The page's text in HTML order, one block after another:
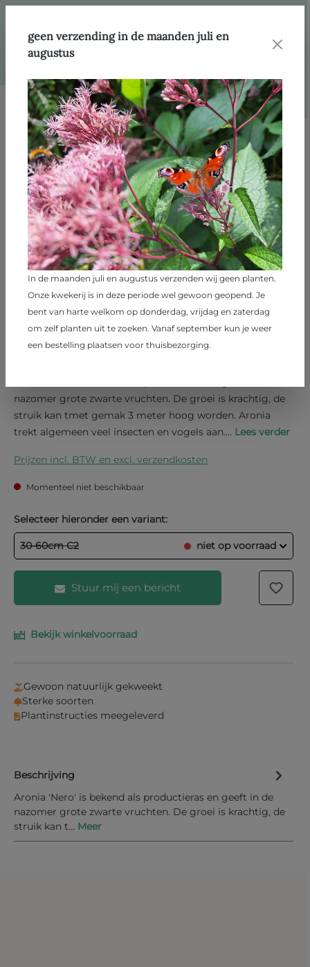
Afbeeldingengalerij overslaan
Aronia prunifolia 'Nero'
nazomer grote zwarte vruchten. De groei is krachtig, de
struik kan tmet gemak 3 meter hoog worden. Aronia
trekt algemeen veel insecten en vogels aan.... Lees verder
Prijzen incl. BTW en excl. verzendkosten
Momenteel niet beschikbaar
Selecteer hieronder een variant:
30-60cm C2 niet op voorraad
Stuur mij een bericht
Vul je e-mailadres in het onderstaande veld in en
voorraad is.
Informeer mij bij nieuwe voorraad
Bekijk winkelvoorraad
Gewoon natuurlijk gekweekt
Sterke soorten
Plantinstructies meegeleverd
Beschrijving
Aronia 'Nero' is bekend als productieras en geeft in de
nazomer grote zwarte vruchten. De groei is krachtig, de
struik kan t… Meer
geen verzending in de maanden juli en
augustus
In de maanden juli en augustus verzenden wij geen planten.
Onze kwekerij is in deze periode wel gewoon geopend. Je
bent van harte welkom op donderdag, vrijdag en zaterdag
om zelf planten uit te zoeken. Vanaf september kun je weer
een bestelling plaatsen voor thuisbezorging.